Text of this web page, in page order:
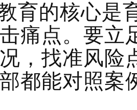
育的核心是
痛点。要立
，找准风险
都能对照案